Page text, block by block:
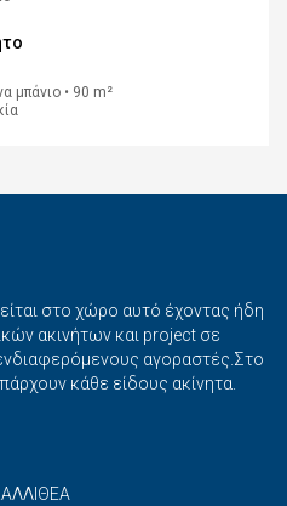
μπάνιο • 90 m²
στο χώρο αυτό έχοντας ήδη
ακινήτων και project σε
αγοραστές.Στο
κάθε είδους ακίνητα.